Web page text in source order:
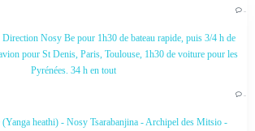
…
Nosy Be pour 1h30 de bateau rapide, puis 3/4 h de
pour St Denis, Paris, Toulouse, 1h30 de voiture pour les
Pyrénées. 34 h en tout
…
(Yanga heathi) - Nosy Tsarabanjina - Archipel des Mitsio -